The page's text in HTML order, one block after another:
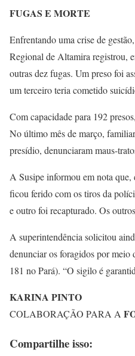
FUGAS E MORTE
Enfrentando uma crise de
Regional de Altamira registrou,
outras dez fugas. Um preso foi
um terceiro teria cometido
Com capacidade para 192
No último mês de março,
presídio, denunciaram maus-
A Susipe informou em nota
ficou ferido com os tiros da
e outro foi recapturado. Os
A superintendência solicitou
denunciar os foragidos por
181 no Pará). “O sigilo é
KARINA PINTO
COLABORAÇÃO PARA A
Compartilhe isso: